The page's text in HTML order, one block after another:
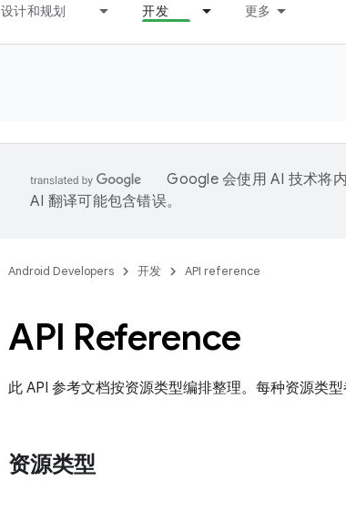
设计和规划 开发 更多
Google 会使用 AI 技术将
AI 翻译可能包含错误。
Android Developers 开发 API reference
API Reference
此 API 参考文档按资源类型编排整理。每种资源类
资源类型